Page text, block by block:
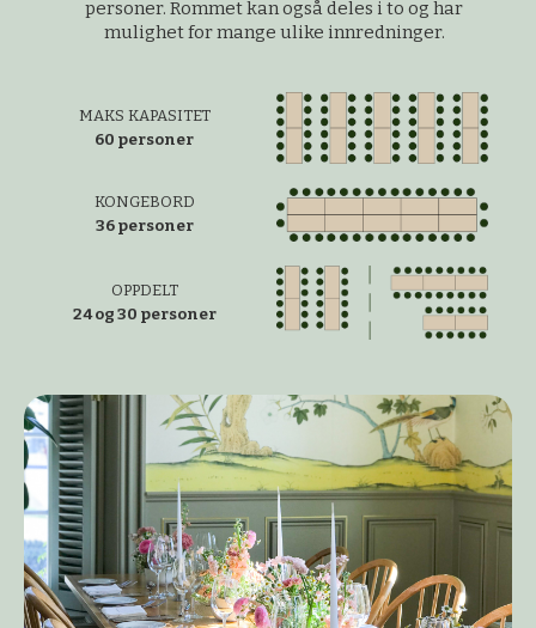
personer. Rommet kan også deles i to og har
mulighet for mange ulike innredninger.
MAKS KAPASITET
60 personer
KONGEBORD
36 personer
OPPDELT
24 og 30 personer